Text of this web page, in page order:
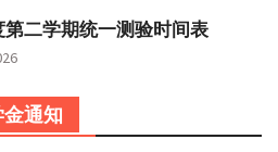
第二学期统一测验时间表
通知